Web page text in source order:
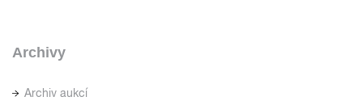
Archivy
Archiv aukcí